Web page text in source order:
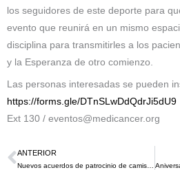
los seguidores de este deporte para
evento que reunirá en un mismo
disciplina para transmitirles a los
y la Esperanza de otro comienzo.
Las personas interesadas se pueden
https://forms.gle/DTnSLwDdQdrJi5dU9
Ext 130 / eventos@medicancer.org
Ant
ANTERIOR